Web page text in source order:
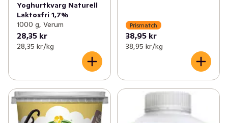
Yoghurtkvarg Naturell
Laktosfri 1,7%
1000 g, Verum
28,35 kr
28,35 kr /kg
Prismatch
38,95 kr
38,95 kr /kg